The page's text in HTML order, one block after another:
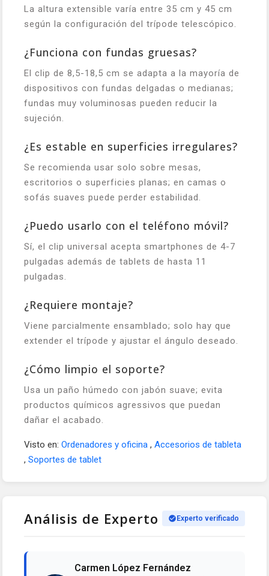
La altura extensible varía entre 35 cm y 45 cm
según la configuración del trípode telescópico.
¿Funciona con fundas gruesas?
El clip de 8,5-18,5 cm se adapta a la mayoría de
dispositivos con fundas delgadas o medianas;
fundas muy voluminosas pueden reducir la
sujeción.
¿Es estable en superficies irregulares?
Se recomienda usar solo sobre mesas,
escritorios o superficies planas; en camas o
sofás suaves puede perder estabilidad.
¿Puedo usarlo con el teléfono móvil?
Sí, el clip universal acepta smartphones de 4-7
pulgadas además de tablets de hasta 11
pulgadas.
¿Requiere montaje?
Viene parcialmente ensamblado; solo hay que
extender el trípode y ajustar el ángulo deseado.
¿Cómo limpio el soporte?
Usa un paño húmedo con jabón suave; evita
productos químicos agressivos que puedan
dañar el acabado.
Visto en: Ordenadores y oficina , Accesorios de tableta
, Soportes de tablet
Análisis de Experto Experto verificado
Carmen López Fernández